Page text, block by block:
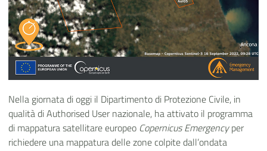
Nella giornata di oggi il Dipartimento di Protezione Civile, in
qualità di Authorised User nazionale, ha attivato il programma
di mappatura satellitare europeo Copernicus Emergencyper
richiedere una mappatura delle zone colpite dall’ondata